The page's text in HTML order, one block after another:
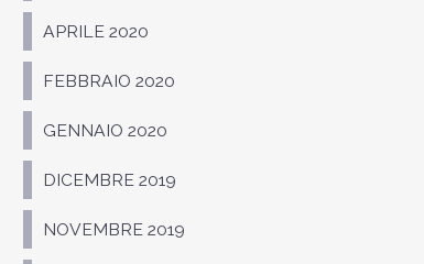
APRILE 2020
FEBBRAIO 2020
GENNAIO 2020
DICEMBRE 2019
NOVEMBRE 2019